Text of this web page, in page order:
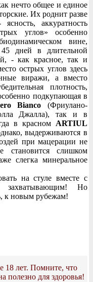
нечто общее и единое
Их роднит разве
аккуратность
углов» особенно
вине,
дней в длительной
- как красное, так и
острых углов здесь
виражи, а вместо
плотность,
подкупающая в
Bianco (Фриулано-
Джалла), так и в
в красном ARTIUL
выдерживаются в
при мацерации не
становится слишком
слегка минеральное
на стуле вместе с
захватывающим! Но
к новым рубежам!
18 лет. Помните, что
полезно для здоровья!